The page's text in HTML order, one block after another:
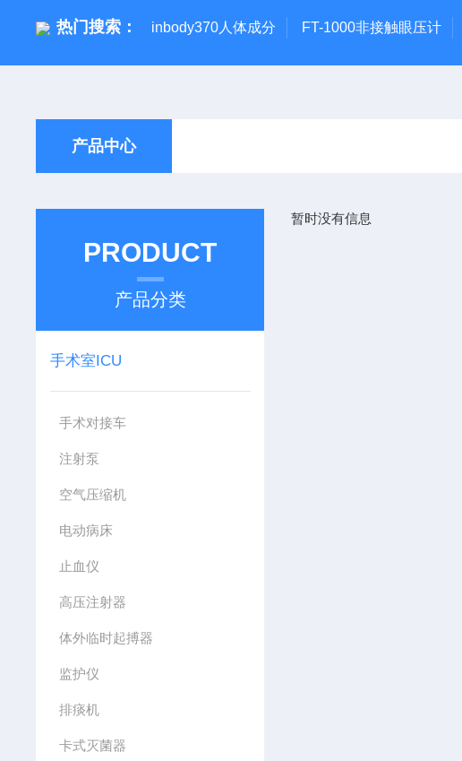
热门搜索： inbody370人体成分 FT-1000非接触眼压计
产品中心
PRODUCT
产品分类
手术室ICU
手术对接车
注射泵
空气压缩机
电动病床
止血仪
高压注射器
体外临时起搏器
监护仪
排痰机
卡式灭菌器
暂时没有信息